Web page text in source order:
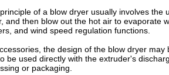
of a blow dryer usually involves
and then blow out the hot air to evaporate
and wind speed regulation functions.
the design of the blow dryer
be used directly with the extruder's
or packaging.